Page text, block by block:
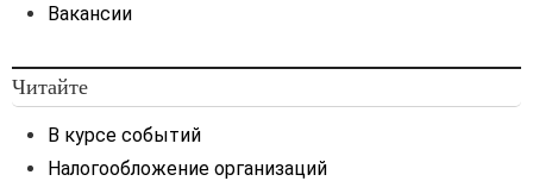
Вакансии
Читайте
В курсе событий
Налогообложение организаций